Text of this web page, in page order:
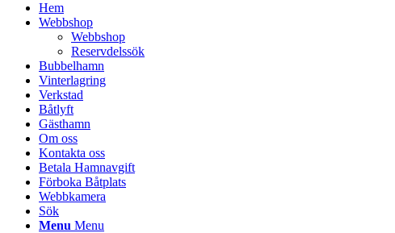
Hem
Webbshop
Webbshop
Reservdelssök
Bubbelhamn
Vinterlagring
Verkstad
Båtlyft
Gästhamn
Om oss
Kontakta oss
Betala Hamnavgift
Förboka Båtplats
Webbkamera
Sök
Menu Menu